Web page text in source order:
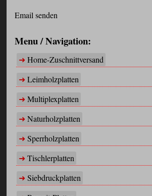
Email senden
Menu / Navigation:
Home-Zuschnittversand
Leimholzplatten
Multiplexplatten
Naturholzplatten
Sperrholzplatten
Tischlerplatten
Siebdruckplatten